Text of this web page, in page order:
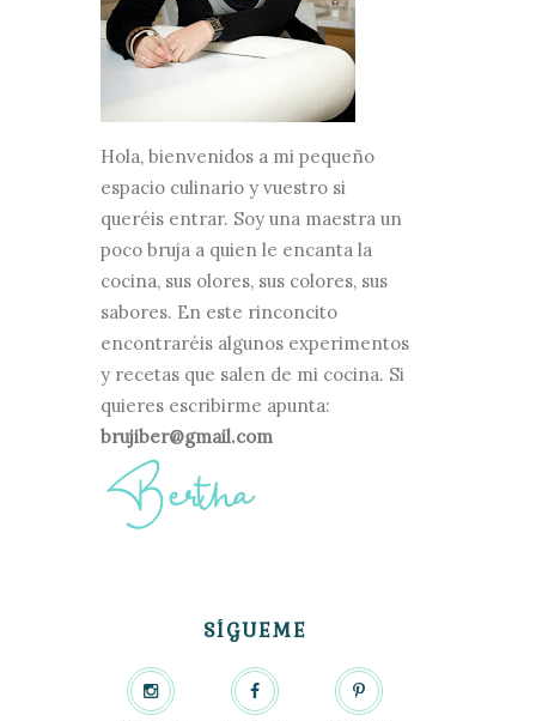
Hola, bienvenidos a mi pequeño
espacio culinario y vuestro si
queréis entrar. Soy una maestra un
poco bruja a quien le encanta la
cocina, sus olores, sus colores, sus
sabores. En este rinconcito
encontraréis algunos experimentos
y recetas que salen de mi cocina. Si
quieres escribirme apunta:
brujiber@gmail.com
SÍGUEME